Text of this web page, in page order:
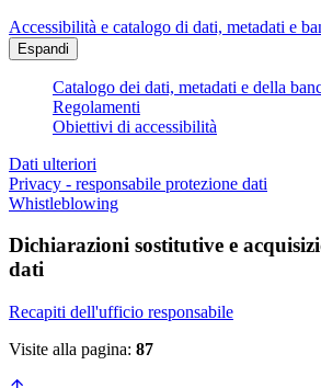
Accessibilità e catalogo di dati, metadati e
Espandi
Catalogo dei dati, metadati e della
Regolamenti
Obiettivi di accessibilità
Dati ulteriori
Privacy - responsabile protezione dati
Whistleblowing
Dichiarazioni sostitutive e
dati
Recapiti dell'ufficio responsabile
Visite alla pagina: 87